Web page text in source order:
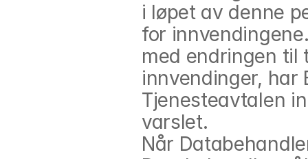
i løpet av denne
for
med endringen til
innvendinger, har
Tjenesteavtalen
varslet.
Når